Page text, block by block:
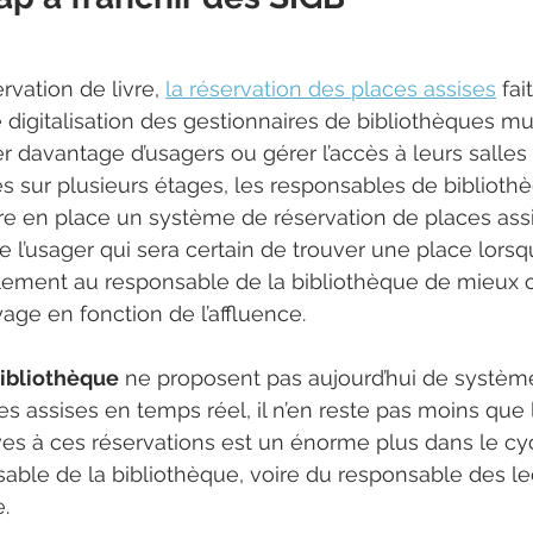
de livre, la réservation des places assises
digitalisation des gestionnaires de bibliothèques
davantage d’usagers ou gérer l’accès à leurs
sur plusieurs étages, les responsables de
en place un système de réservation de places
l’usager qui sera certain de trouver une place
au responsable de la bibliothèque de mieux
en fonction de l’affluence.
ne proposent pas aujourd’hui de
assises en temps réel, il n’en reste pas moins que
à ces réservations est un énorme plus dans le
de la bibliothèque, voire du responsable des